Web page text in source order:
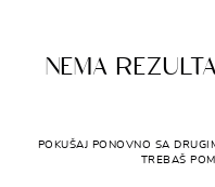
NEMA
POKUŠAJ PONOVNO SA
TREBAŠ